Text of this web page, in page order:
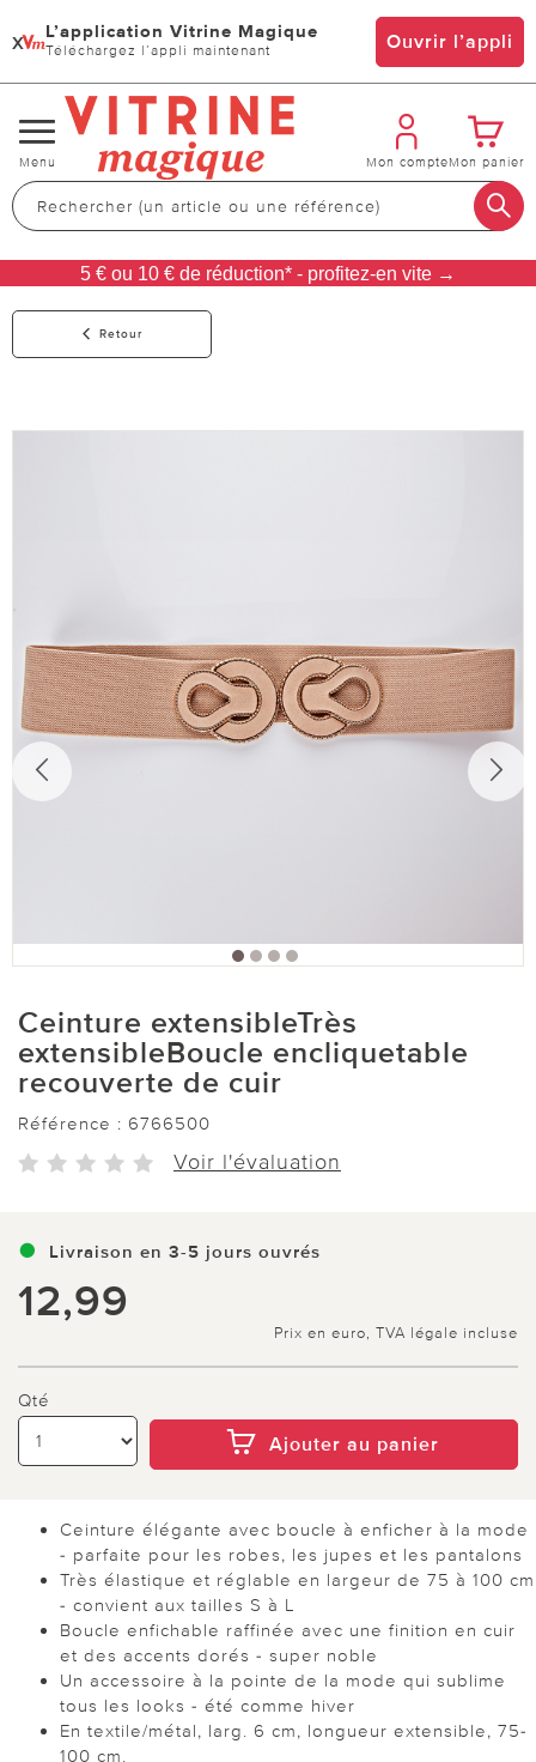
x L’application Vitrine Magique
Téléchargez l’appli maintenant Ouvrir l’appli
Changer
de
navigation
Menu Mon compteMon panier
5 € ou 10 € de réduction* - profitez-en vite →
Retour
Ceinture extensibleTrès
extensibleBoucle encliquetable
recouverte de cuir
Référence : 6766500
Voir l'évaluation
Livraison en 3-5 jours ouvrés
12,99
Prix en euro, TVA légale incluse
Qté
Ajouter au panier
Ceinture élégante avec boucle à enficher à la mode
- parfaite pour les robes, les jupes et les pantalons
Très élastique et réglable en largeur de 75 à 100 cm
- convient aux tailles S à L
Boucle enfichable raffinée avec une finition en cuir
et des accents dorés - super noble
Un accessoire à la pointe de la mode qui sublime
tous les looks - été comme hiver
En textile/métal, larg. 6 cm, longueur extensible, 75-
100 cm.